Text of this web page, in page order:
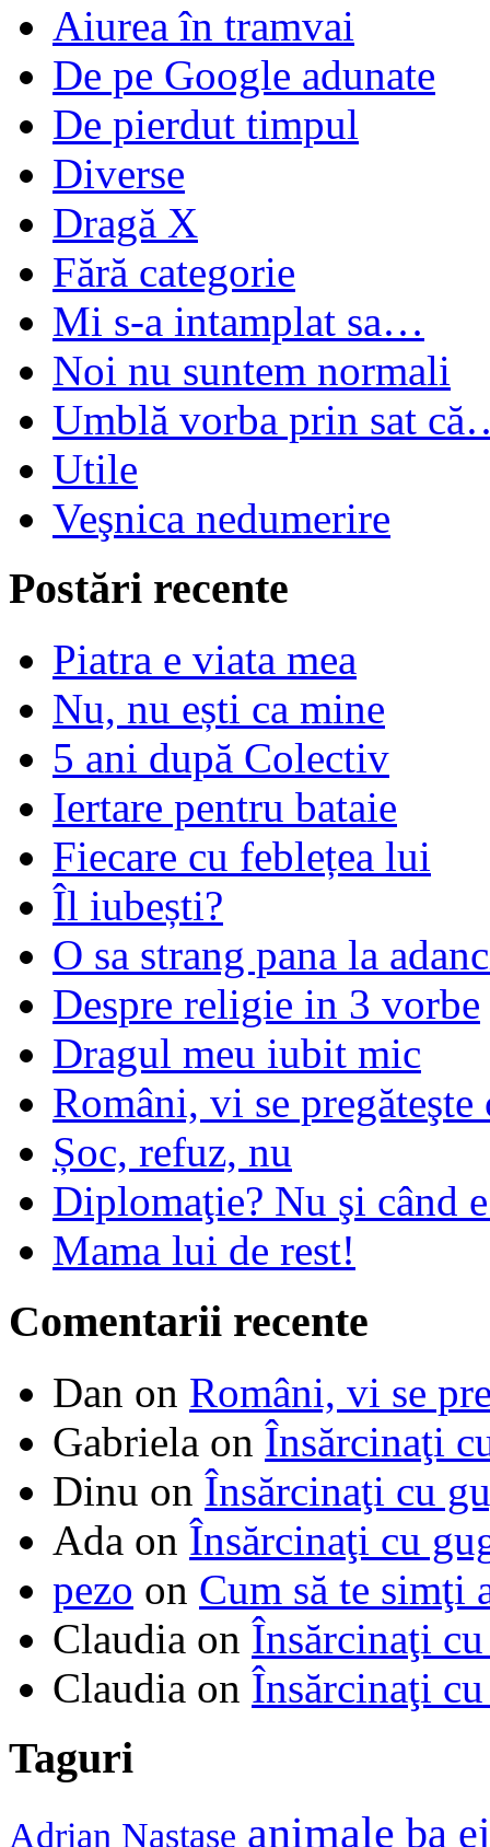
Aiurea în tramvai
De pe Google adunate
De pierdut timpul
Diverse
Dragă X
Fără categorie
Mi s-a intamplat sa…
Noi nu suntem normali
Umblă vorba prin sat
Utile
Veşnica nedumerire
Postări recente
Piatra e viata mea
Nu, nu ești ca mine
5 ani după Colectiv
Iertare pentru bataie
Fiecare cu feblețea lui
Îl iubești?
O sa strang pana la
Despre religie in 3 vorbe
Dragul meu iubit mic
Români, vi se pregăteşte
Șoc, refuz, nu
Diplomaţie? Nu şi când
Mama lui de rest!
Comentarii recente
Dan on Români, vi se
Gabriela on Însărcinaţi
Dinu on Însărcinaţi cu
Ada on Însărcinaţi cu
pezo on Cum să te simţi
Claudia on Însărcinaţi
Claudia on Însărcinaţi
Taguri
Adrian Nastase animale ba